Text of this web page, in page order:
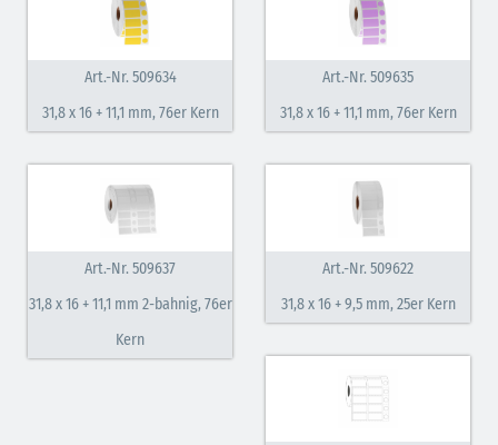
Art.-Nr. 509634
31,8 x 16 + 11,1 mm, 76er Kern
Art.-Nr. 509635
31,8 x 16 + 11,1 mm, 76er Kern
Art.-Nr. 509637
31,8 x 16 + 11,1 mm 2-bahnig, 76er
Kern
Art.-Nr. 509622
31,8 x 16 + 9,5 mm, 25er Kern